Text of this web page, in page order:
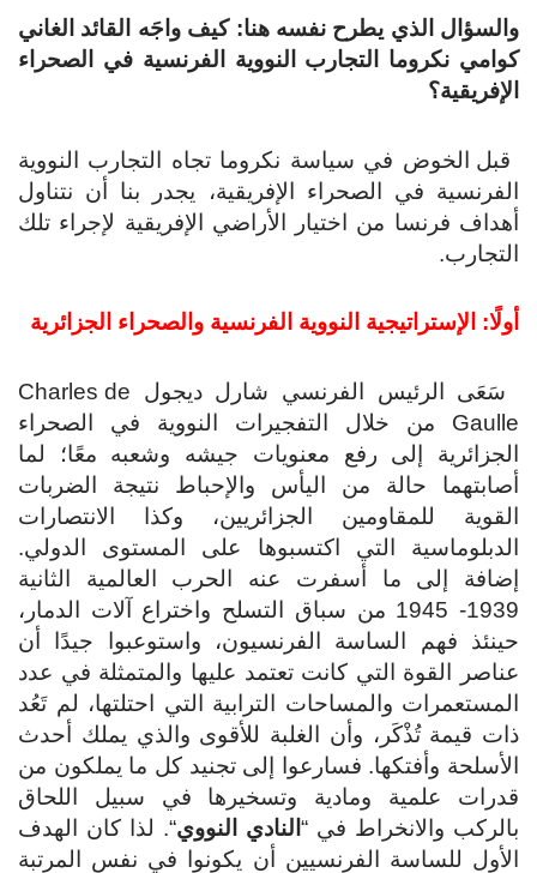
والسؤال الذي يطرح نفسه هنا: كيف واجَه القائد الغاني
كوامي نكروما التجارب النووية الفرنسية في الصحراء
الإفريقية؟
قبل الخوض في سياسة نكروما تجاه التجارب النووية
الفرنسية في الصحراء الإفريقية، يجدر بنا أن نتناول
أهداف فرنسا من اختيار الأراضي الإفريقية لإجراء تلك
التجارب.
أولًا: الإستراتيجية النووية الفرنسية والصحراء الجزائرية
سَعَى الرئيس الفرنسي شارل ديجول Charles de
Gaulle من خلال التفجيرات النووية في الصحراء
الجزائرية إلى رفع معنويات جيشه وشعبه معًا؛ لما
أصابتهما حالة من اليأس والإحباط نتيجة الضربات
القوية للمقاومين الجزائريين، وكذا الانتصارات
الدبلوماسية التي اكتسبوها على المستوى الدولي.
إضافة إلى ما أسفرت عنه الحرب العالمية الثانية
1939- 1945 من سباق التسلح واختراع آلات الدمار،
حينئذ فهم الساسة الفرنسيون، واستوعبوا جيدًا أن
عناصر القوة التي كانت تعتمد عليها والمتمثلة في عدد
المستعمرات والمساحات الترابية التي احتلتها، لم تَعُد
ذات قيمة تُذْكَر، وأن الغلبة للأقوى والذي يملك أحدث
الأسلحة وأفتكها. فسارعوا إلى تجنيد كل ما يملكون من
قدرات علمية ومادية وتسخيرها في سبيل اللحاق
بالركب والانخراط في “ النادي النووي“. لذا كان الهدف
الأول للساسة الفرنسيين أن يكونوا في نفس المرتبة